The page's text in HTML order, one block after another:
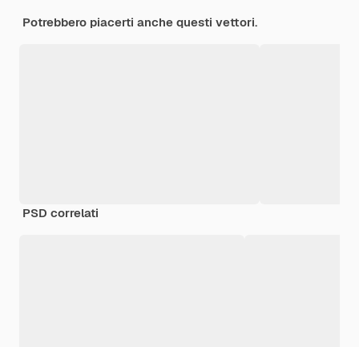
Potrebbero piacerti anche questi vettori.
PSD correlati